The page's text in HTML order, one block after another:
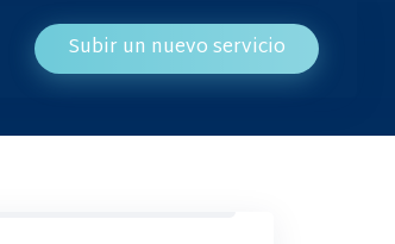
Subir un nuevo servicio